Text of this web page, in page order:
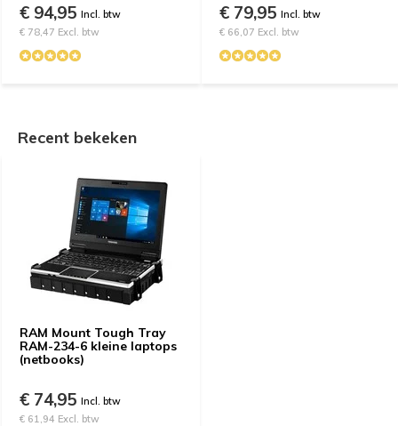
€ 94,95 Incl. btw
€ 78,47 Excl. btw
€ 79,95 Incl. btw
€ 66,07 Excl. btw
Recent bekeken
RAM Mount Tough Tray
RAM-234-6 kleine laptops
(netbooks)
€ 74,95 Incl. btw
€ 61,94 Excl. btw